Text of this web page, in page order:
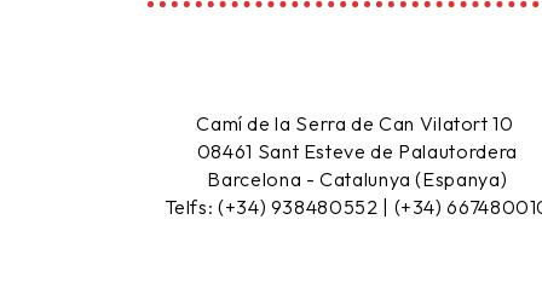
Camí de la Serra de Can Vilatort 10
08461 Sant Esteve de Palautordera
Barcelona - Catalunya (Espanya)
Telfs: (+34) 938480552 | (+34)